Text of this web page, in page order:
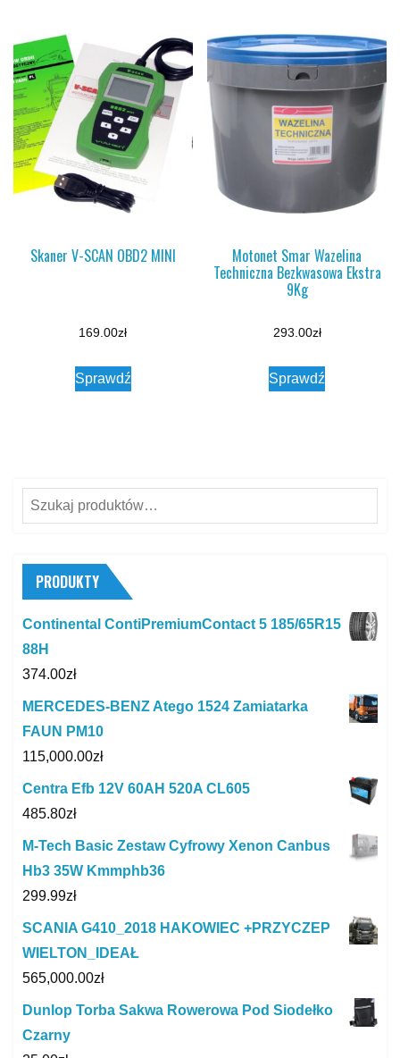
Skaner V-SCAN OBD2 MINI
169.00zł
Sprawdź
Motonet Smar Wazelina
Techniczna Bezkwasowa Ekstra
9Kg
293.00zł
Sprawdź
Szukaj:
PRODUKTY
Continental ContiPremiumContact 5 185/65R15
88H
374.00zł
MERCEDES-BENZ Atego 1524 Zamiatarka
FAUN PM10
115,000.00zł
Centra Efb 12V 60AH 520A CL605
485.80zł
M-Tech Basic Zestaw Cyfrowy Xenon Canbus
Hb3 35W Kmmphb36
299.99zł
SCANIA G410_2018 HAKOWIEC +PRZYCZEP
WIELTON_IDEAŁ
565,000.00zł
Dunlop Torba Sakwa Rowerowa Pod Siodełko
Czarny